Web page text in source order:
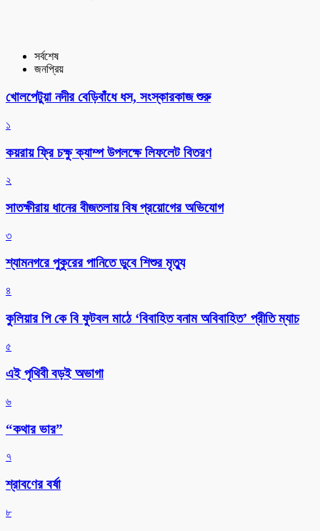
সর্বশেষ
জনপ্রিয়
খোলপেটুয়া নদীর বেড়িবাঁধে ধস, সংস্কারকাজ শুরু
১
কয়রায় ফ্রি চক্ষু ক্যাম্প উপলক্ষে লিফলেট বিতরণ
২
সাতক্ষীরায় ধানের বীজতলায় বিষ প্রয়োগের অভিযোগ
৩
শ্যামনগরে পুকুরের পানিতে ডুবে শিশুর মৃত্যু
৪
কুলিয়ার পি কে বি ফুটবল মাঠে ‘বিবাহিত বনাম অবিবাহিত’ প্রীতি ম্যাচ
৫
এই পৃথিবী বড়ই অভাগা
৬
“কথার ভার”
৭
শ্রাবণের বর্ষা
৮